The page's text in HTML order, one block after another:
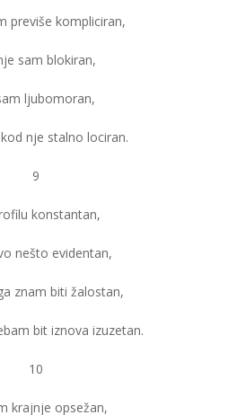
previše kompliciran,
sam blokiran,
ljubomoran,
nje stalno lociran.
9
konstantan,
nešto evidentan,
znam biti žalostan,
bit iznova izuzetan.
10
krajnje opsežan,